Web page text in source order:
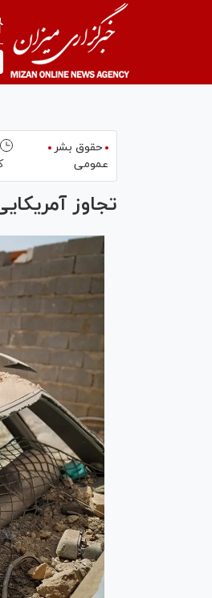
حقوق بشر
عمومی
تجاوز